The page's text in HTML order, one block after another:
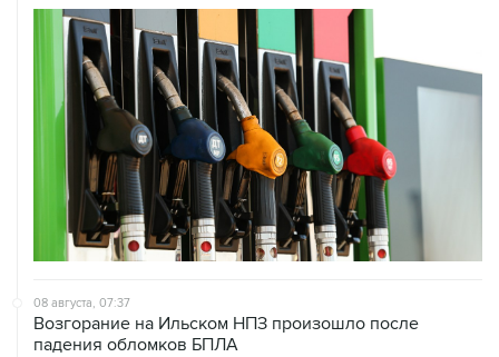
08 августа, 07:37
Возгорание на Ильском НПЗ произошло после
падения обломков БПЛА